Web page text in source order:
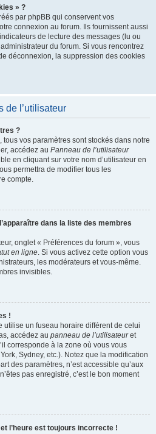
» ?
par phpBB qui conservent vos
connexion au forum. Ils fournissent aussi
de lecture des messages (lu ou
du forum. Si vous rencontrez
déconnexion, la suppression des cookies
de l’utilisateur
?
vos paramètres sont stockés dans notre
accédez au Panneau de l’utilisateur
en cliquant sur votre nom d’utilisateur en
permettra de modifier tous les
compte.
dans la liste des membres
onglet « Préférences du forum », vous
en ligne. Si vous activez cette option vous
les modérateurs et vous-même.
invisibles.
!
utilise un fuseau horaire différent de celui
accédez au panneau de l’utilisateuret
corresponde à la zone où vous vous
Sydney, etc.). Notez que la modification
des paramètres, n’est accessible qu’aux
pas enregistré, c’est le bon moment
l’heure est toujours incorrecte !